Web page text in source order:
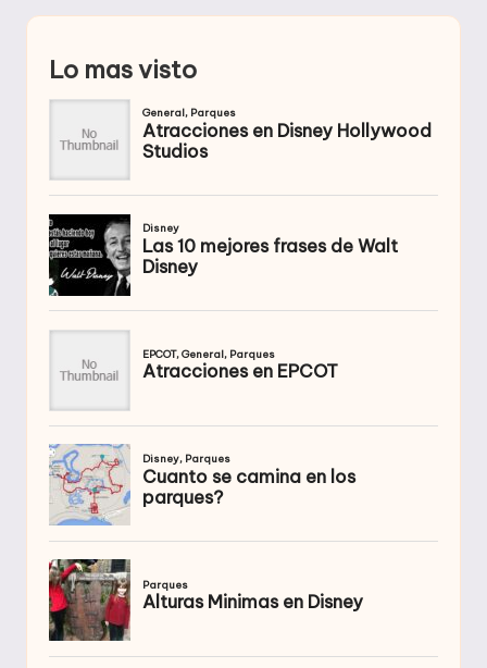
Lo mas visto